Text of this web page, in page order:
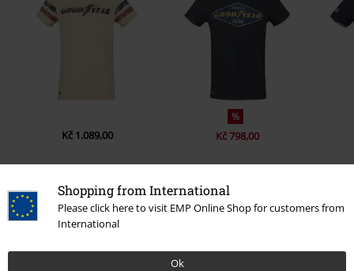
Shopping from International
Please click here to visit EMP Online Shop for customers from
International
Ok
Kč 1.089,00
%
Kč 798,00
0 Hodnocení
Podělte se o váš názor "Shinrock".